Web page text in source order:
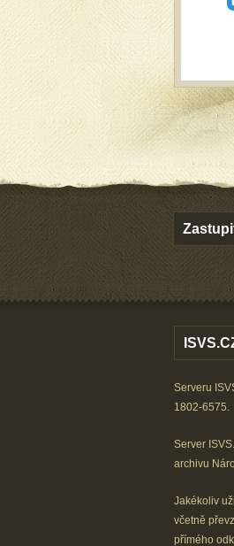
Serveru
1802-6575.
Server
archivu
Jakékoliv
včetně
přímého